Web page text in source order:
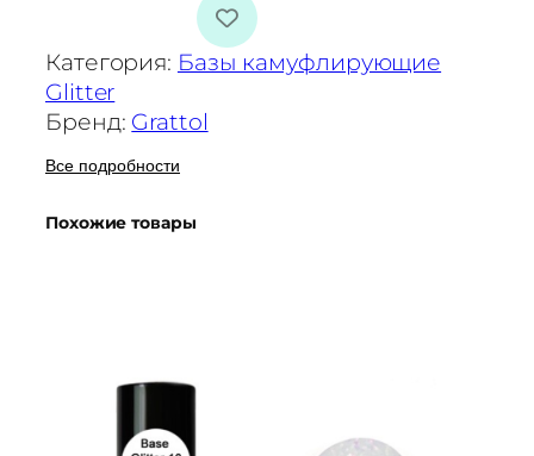
Категория: Базы камуфлирующие
Glitter
Бренд: Grattol
Все подробности
Похожие товары